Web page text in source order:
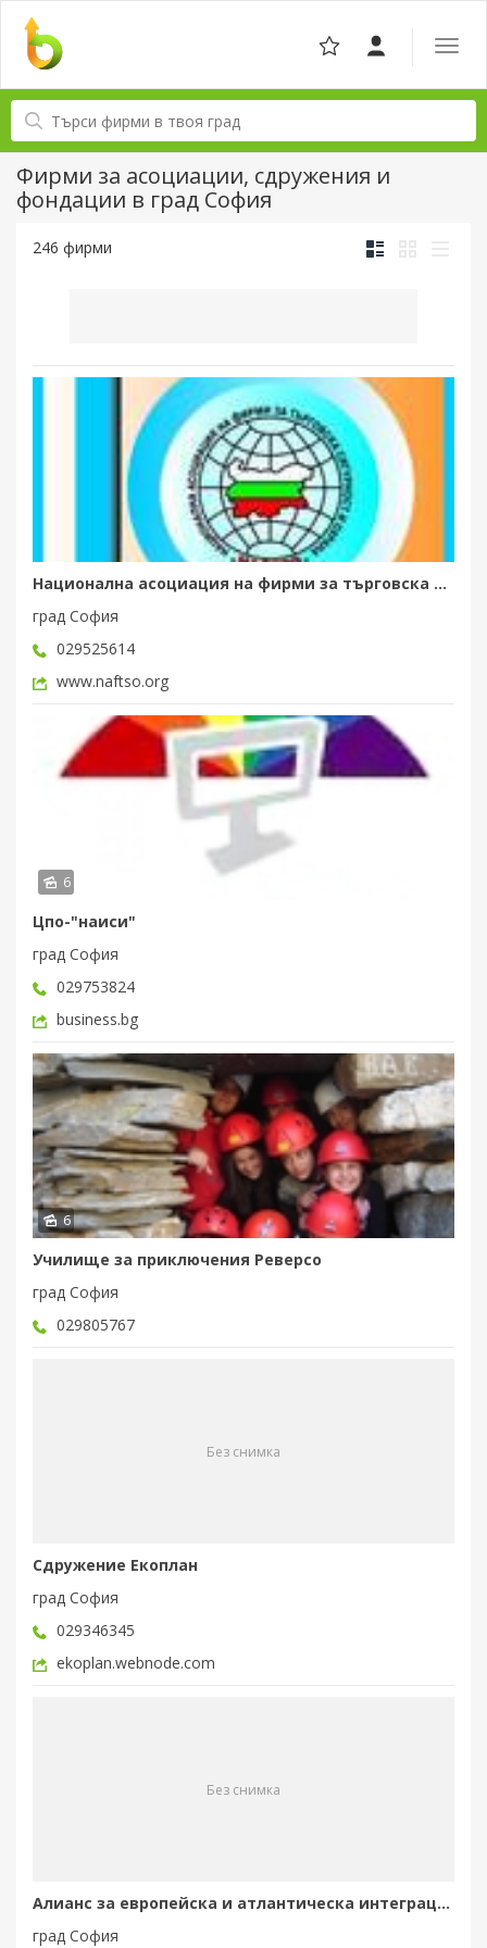
Фирми за асоциации, сдружения и
фондации в град София
246 фирми
Национална асоциация на фирми за търговска сигурност и охрана (НАФТСО...
град София
029525614
www.naftso.org
6
Цпо-"наиси"
град София
029753824
business.bg
6
Училище за приключения Реверсо
град София
029805767
Без снимка
Сдружение Екоплан
град София
029346345
ekoplan.webnode.com
Без снимка
Алианс за европейска и атлантическа интеграция
град София